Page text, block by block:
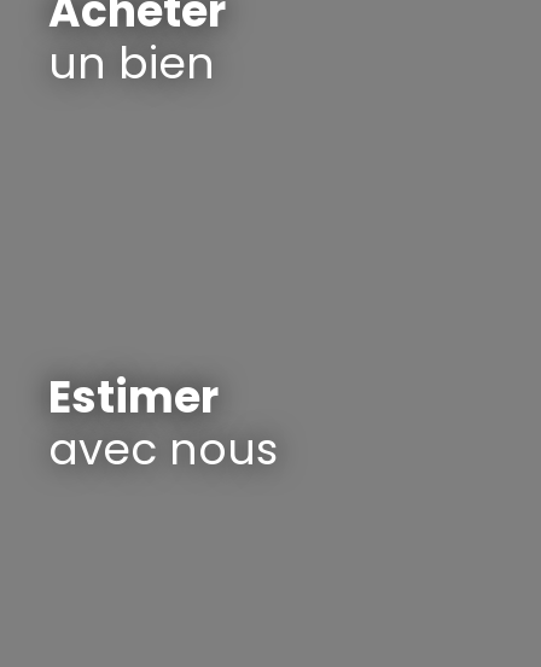
un bien
Estimer
avec nous